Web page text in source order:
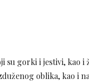
su gorki i jestivi, kao i
oblika, kao i